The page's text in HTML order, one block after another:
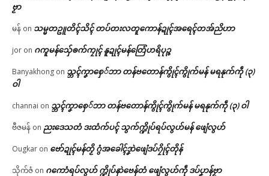
ဗၟာ
မန် on သမ္မတဥူတိၚ်သိၚ် တပ်တးလတူကောန်ဍုၚ်အရေၚ်တအ်ညိဟာ
jor on ဂကူမန်​သှ်ေၜက်ကၠုၚ် နူဍုၚ်မန်တြေံဟရိပုဉ္ဇ
Banyakhong on သ္ဘၚ်ကၞာစှေ်ဘာ တန်ဗတောန်ကွိုၚ်ကွိုက်မန် မရနုက်ကဵု (၃)
ဝါ
channai on သ္ဘၚ်ကၞာစှေ်ဘာ တန်ဗတောန်ကွိုၚ်ကွိုက်မန် မရနုက်ကဵု (၃) ဝါ
ဗီဇမန် on ညးဒေသတံ ဒးထံက်ပၚ် သွက်က္ဍိုပ်ရပ်လွဟ်မန် ဖျေံလွဟ်
Ougkar on ဗော်ဍုၚ်မန်တၟိ ဂွံအခေါၚ်ဒၞာဲဖျေံဒပ်ဂၠိုၚ်တိုန်
သိုက်ဇံ on ဂကောံရပ်လွဟ် က္ဍိုပ်နာဲဗေန်တံ ဖျေံလွဟ်ကဵု ဒပ်ပၞာန်ဗၟာ